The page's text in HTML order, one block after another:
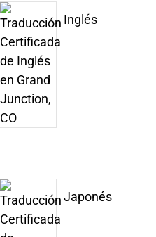
Inglés
Japonés